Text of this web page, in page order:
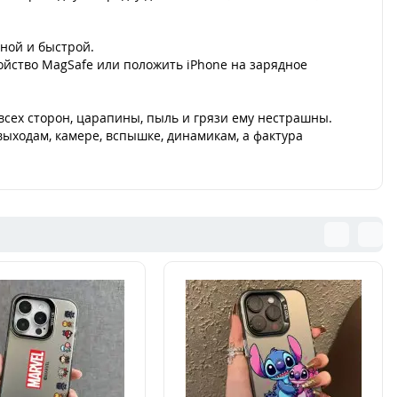
и быстрой.
MagSafe или положить iPhone на зарядное
сторон, царапины, пыль и грязи ему нестрашны.
камере, вспышке, динамикам, а фактура